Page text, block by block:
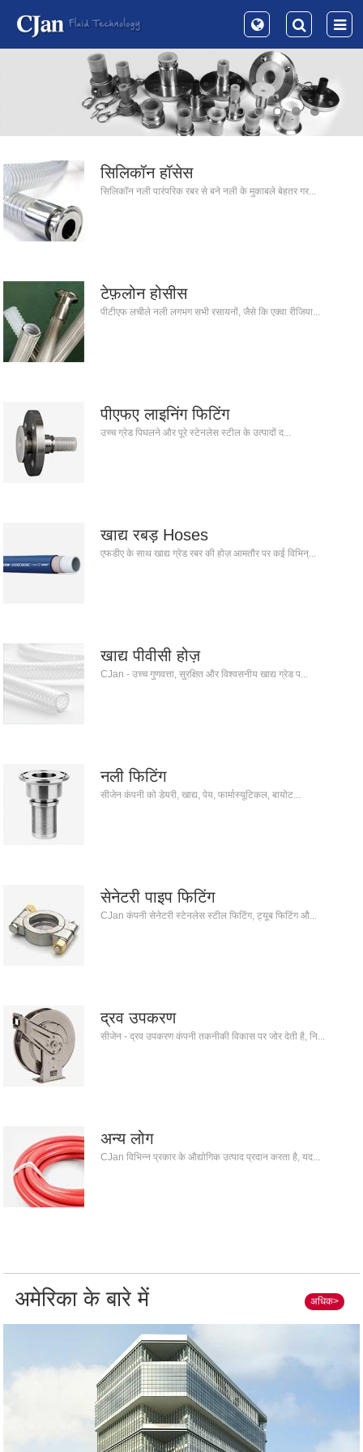
सिलिकॉन हॉसेस
सिलिकॉन नली पारंपरिक रबर से बने नली के मुकाबले बेहतर गर...
टेफ़लोन होसीस
पीटीएफ लचीले नली लगभग सभी रसायनों, जैसे कि एक्वा रीजिया...
पीएफए ​​लाइनिंग फिटिंग
उच्च ग्रेड पिघलने और पूरे स्टेनलेस स्टील के उत्पादों द...
खाद्य रबड़ Hoses
एफडीए के साथ खाद्य ग्रेड रबर की होज़ आमतौर पर कई विभिन्...
खाद्य पीवीसी होज़
CJan - उच्च गुणवत्ता, सुरक्षित और विश्वसनीय खाद्य ग्रेड प...
नली फिटिंग
सीजेन कंपनी को डेयरी, खाद्य, पेय, फार्मास्यूटिकल, बायोट...
सेनेटरी पाइप फिटिंग
CJan कंपनी सेनेटरी स्टेनलेस स्टील फिटिंग, ट्यूब फिटिंग औ...
द्रव उपकरण
सीजेन - द्रव उपकरण कंपनी तकनीकी विकास पर जोर देती है, नि...
अन्य लोग
CJan विभिन्न प्रकार के औद्योगिक उत्पाद प्रदान करता है, यद...
अमेरिका के बारे में अधिक>